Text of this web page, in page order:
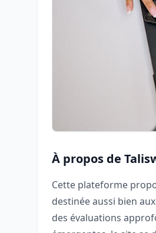
À propos de
Cette plateforme
destinée aussi bien
des évaluations